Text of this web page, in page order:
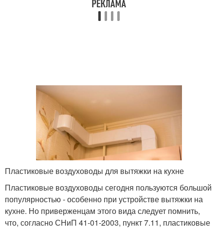
Пластиковые воздуховоды для вытяжки на кухне
Пластиковые воздуховоды сегодня пользуются большой
популярностью - особенно при устройстве вытяжки на
кухне. Но приверженцам этого вида следует помнить,
что, согласно СНиП 41-01-2003, пункт 7.11, пластиковые